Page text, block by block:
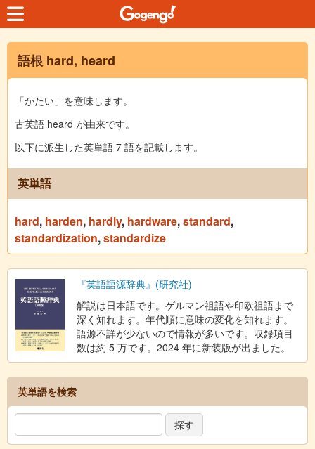
語根 hard, heard
「かたい」を意味します。
古英語 heard が由来です。
以下に派生した英単語 7 語を記載します。
英単語
hard, harden, hardly, hardware,standard,
standardization,standardize
『英語語源辞典』(研究社)
解説は日本語です。ゲルマン祖語や印欧祖語まで
深く知れます。年代順に意味の変化を知れます。
語源不詳が少ないので情報が多いです。収録項目
数は約 5 万です。2024 年に新装版が出ました。
英単語を検索